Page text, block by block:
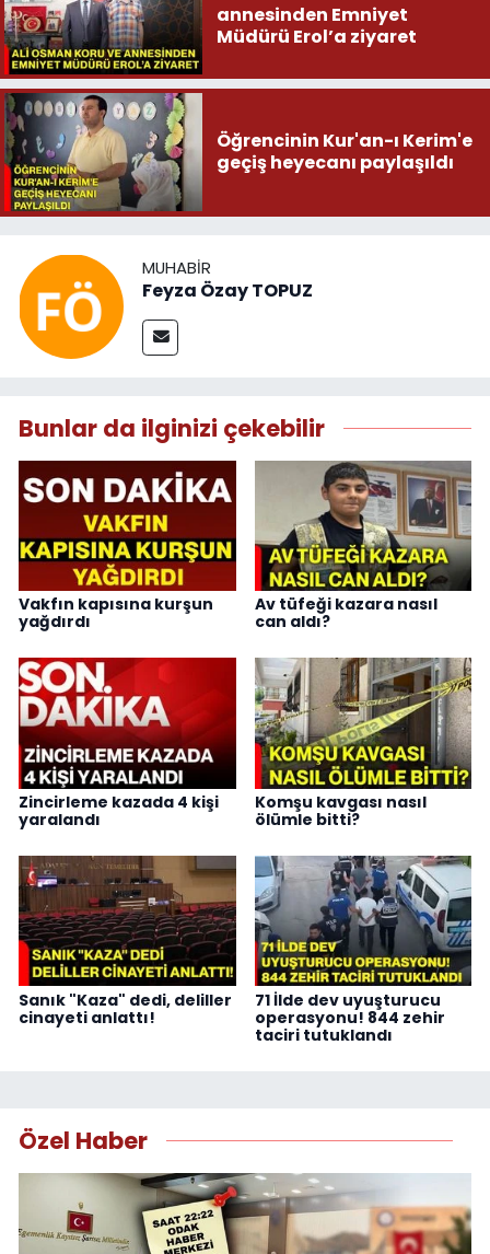
annesinden Emniyet
Müdürü Erol’a ziyaret
Öğrencinin Kur'an-ı Kerim'e
geçiş heyecanı paylaşıldı
MUHABIR
Feyza Özay TOPUZ
Bunlar da ilginizi çekebilir
Vakfın kapısına kurşun
yağdırdı
Av tüfeği kazara nasıl
can aldı?
Zincirleme kazada 4 kişi
yaralandı
Komşu kavgası nasıl
ölümle bitti?
Sanık "Kaza" dedi, deliller
cinayeti anlattı!
71 İlde dev uyuşturucu
operasyonu! 844 zehir
taciri tutuklandı
Özel Haber